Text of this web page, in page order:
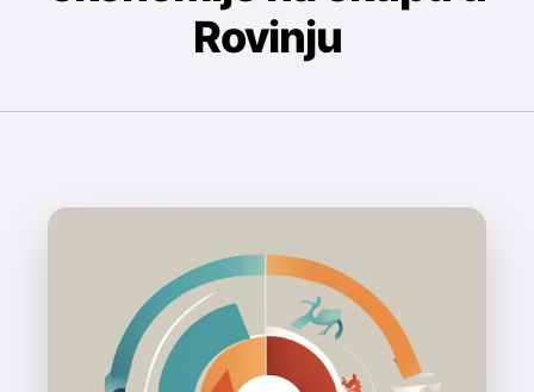
Rovinju